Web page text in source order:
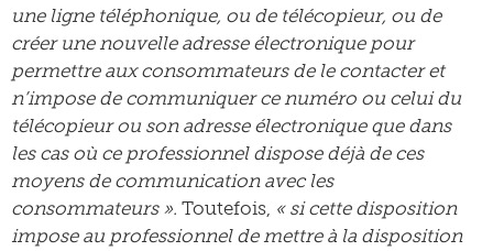
une ligne téléphonique, ou de télécopieur, ou de
créer une nouvelle adresse électronique pour
permettre aux consommateurs de le contacter et
n’impose de communiquer ce numéro ou celui du
télécopieur ou son adresse électronique que dans
les cas où ce professionnel dispose déjà de ces
moyens de communication avec les
consommateurs ». Toutefois, « si cette disposition
impose au professionnel de mettre à la disposition